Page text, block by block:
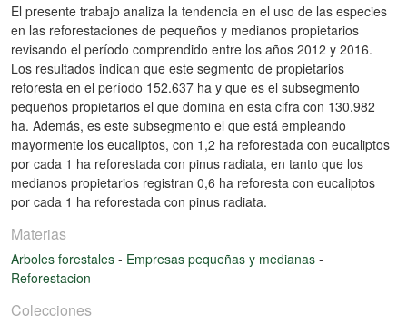
El presente trabajo analiza la tendencia en el uso de las especies
en las reforestaciones de pequeños y medianos propietarios
revisando el período comprendido entre los años 2012 y 2016.
Los resultados indican que este segmento de propietarios
reforesta en el período 152.637 ha y que es el subsegmento
pequeños propietarios el que domina en esta cifra con 130.982
ha. Además, es este subsegmento el que está empleando
mayormente los eucaliptos, con 1,2 ha reforestada con eucaliptos
por cada 1 ha reforestada con pinus radiata, en tanto que los
medianos propietarios registran 0,6 ha reforesta con eucaliptos
por cada 1 ha reforestada con pinus radiata.
Materias
Arboles forestales - Empresas pequeñas y medianas -
Reforestacion
Colecciones